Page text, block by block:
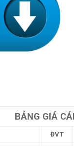
BẢNG GIÁ
ĐVT